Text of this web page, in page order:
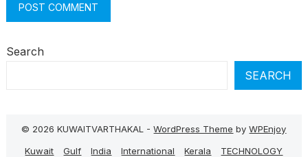
Search
SEARCH
© 2026 KUWAITVARTHAKAL -WordPress Theme byWPEnjoy
Kuwait
Gulf India International Kerala TECHNOLOGY